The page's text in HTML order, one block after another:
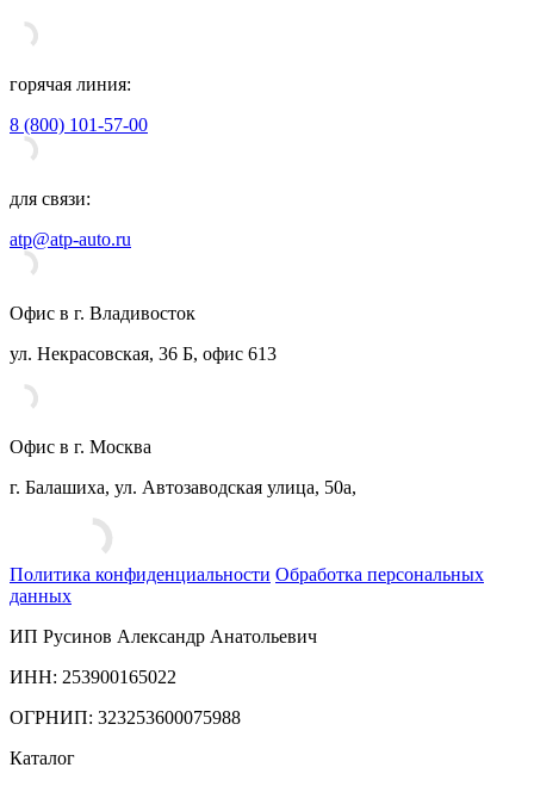
горячая линия:
8 (800) 101-57-00
для связи:
atp@atp-auto.ru
Офис в г. Владивосток
ул. Некрасовская, 36 Б, офис 613
Офис в г. Москва
г. Балашиха, ул. Автозаводская улица, 50а,
Политика конфиденциальности Обработка персональных
данных
ИП Русинов Александр Анатольевич
ИНН: 253900165022
ОГРНИП: 323253600075988
Каталог